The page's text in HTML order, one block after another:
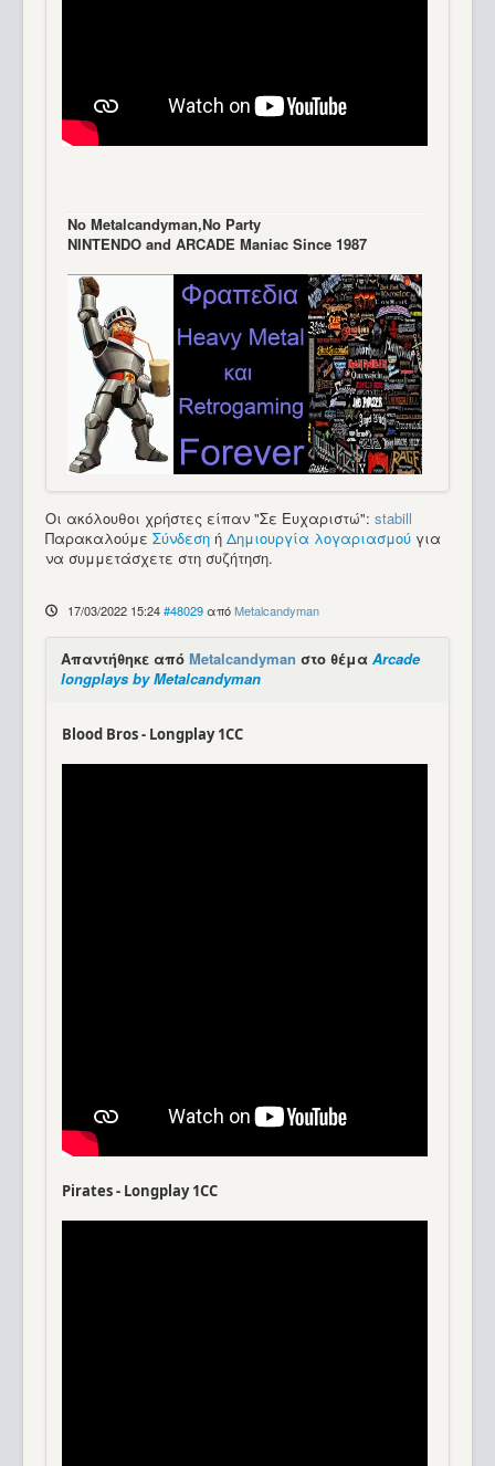
Νo Μetalcandyman,No Party
NINTENDO and ARCADE Maniac Since 1987
Οι ακόλουθοι χρήστες είπαν "Σε Ευχαριστώ": stabill
Παρακαλούμε Σύνδεση ή Δημιουργία λογαριασμού για
να συμμετάσχετε στη συζήτηση.
17/03/2022 15:24 #48029 απόMetalcandyman
Απαντήθηκε από Metalcandyman στο θέμα Arcade
longplays by Metalcandyman
Blood Bros - Longplay 1CC
Pirates - Longplay 1CC